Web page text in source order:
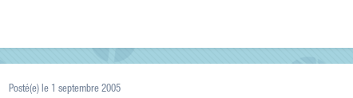
Posté(e) le 1 septembre 2005